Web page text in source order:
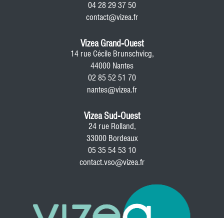
04 28 29 37 50
contact@vizea.fr
Vizea Grand-Ouest
14 rue Cécile Brunschvicg,
44000 Nantes
02 85 52 51 70
nantes@vizea.fr
Vizea Sud-Ouest
24 rue Rolland,
33000 Bordeaux
05 35 54 53 10
contact.vso@vizea.fr